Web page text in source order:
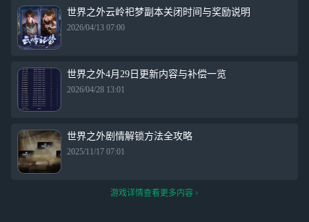
世界之外云岭祀梦副本关闭时间与奖励说明
2026/04/13 07:00
世界之外4月29日更新内容与补偿一览
2026/04/28 13:01
世界之外剧情解锁方法全攻略
2025/11/17 07:01
游戏详情查看更多内容